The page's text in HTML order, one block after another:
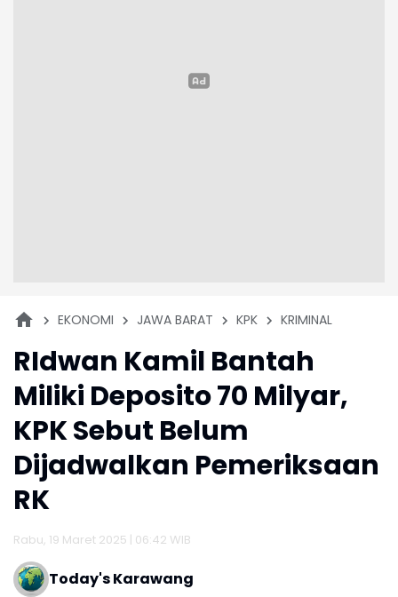
EKONOMI JAWA BARAT KPK KRIMINAL
RIdwan Kamil Bantah
Miliki Deposito 70 Milyar,
KPK Sebut Belum
Dijadwalkan Pemeriksaan
RK
Rabu, 19 Maret 2025 | 06:42 WIB
Today's Karawang